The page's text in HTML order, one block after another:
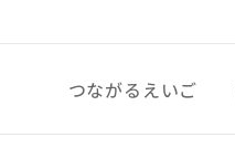
つながるえいご